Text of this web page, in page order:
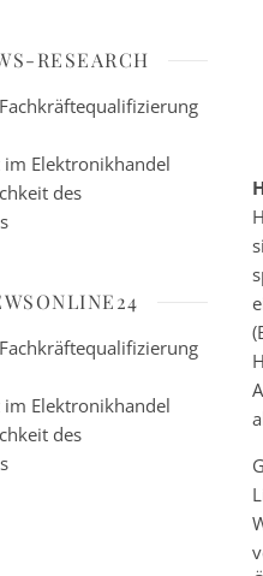
RESEARCH
im Elektronikhandel
des
im Elektronikhandel
des